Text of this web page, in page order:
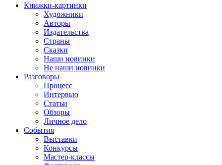
Книжки-картинки
Художники
Авторы
Издательства
Страны
Сказки
Наши новинки
Не наши новинки
Разговоры
Процесс
Интервью
Статьи
Обзоры
Личное дело
События
Выставки
Конкурсы
Мастер-классы